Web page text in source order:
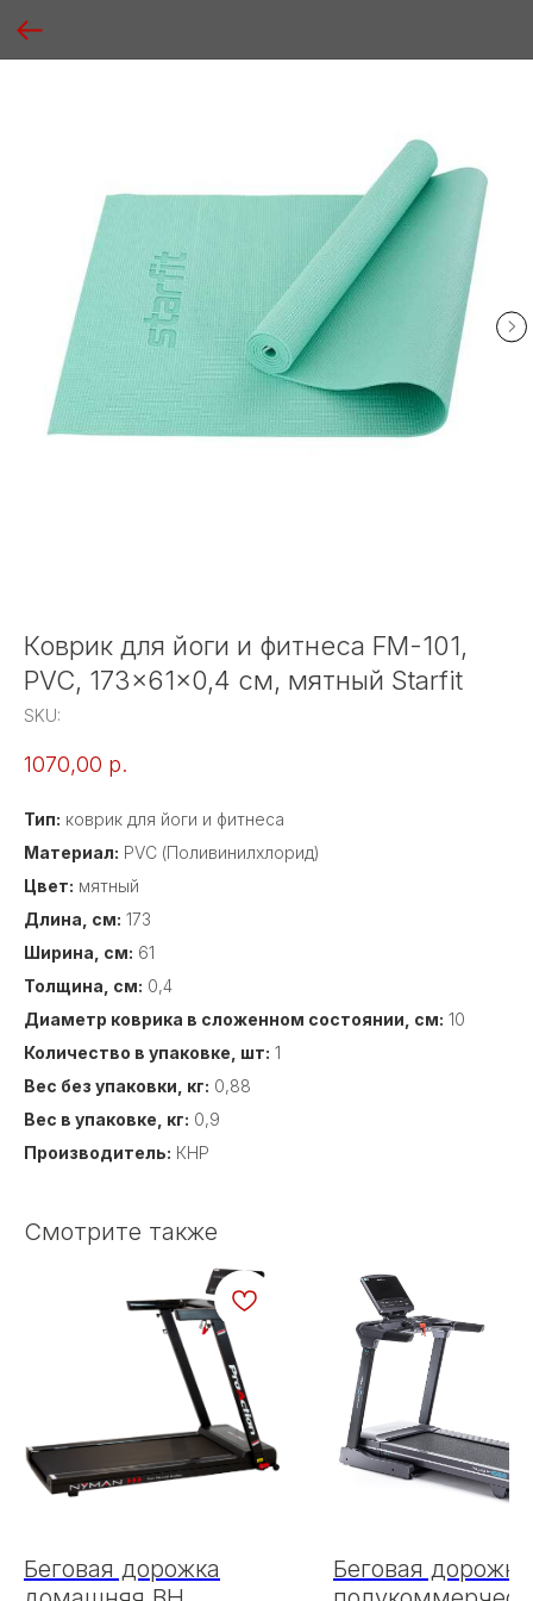
Коврик для йоги и фитнеса FM-101,
PVC, 173x61x0,4 см, мятный Starfit
SKU:
1070,00 р.
Тип: коврик для йоги и фитнеса
Материал: PVC (Поливинилхлорид)
Цвет: мятный
Длина, см: 173
Ширина, см: 61
Толщина, см: 0,4
Диаметр коврика в сложенном состоянии, см: 10
Количество в упаковке, шт: 1
Вес без упаковки, кг: 0,88
Вес в упаковке, кг: 0,9
Производитель: КНР
Смотрите также
Беговая дорожка
Беговая дорожка